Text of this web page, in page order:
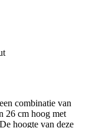
combinatie van
26 cm hoog met
hoogte van deze